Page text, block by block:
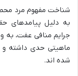
شناخت مفهوم مرد
به دلیل
جرایم منافی عفت، به
ماهیتی حدی داشته
شده اند.